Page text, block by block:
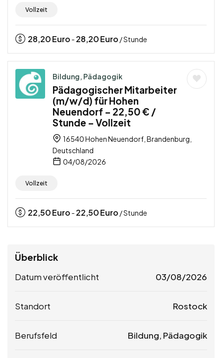
Vollzeit
28,20Euro - 28,20Euro / Stunde
Bildung, Pädagogik
Pädagogischer Mitarbeiter
(m/w/d) für Hohen
Neuendorf – 22,50 € /
Stunde – Vollzeit
16540 Hohen Neuendorf, Brandenburg,
Deutschland
04/08/2026
Vollzeit
22,50Euro - 22,50Euro / Stunde
Überblick
Datum veröffentlicht 03/08/2026
Standort Rostock
Berufsfeld Bildung, Pädagogik